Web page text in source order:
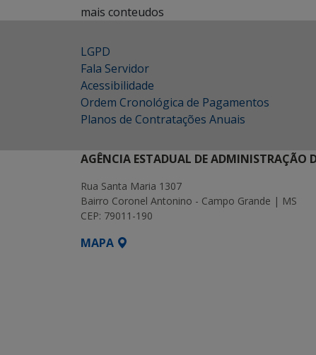
mais conteudos
LGPD
Fala Servidor
Acessibilidade
Ordem Cronológica de Pagamentos
Planos de Contratações Anuais
AGÊNCIA ESTADUAL DE ADMINISTRAÇÃO
Rua Santa Maria 1307
Bairro Coronel Antonino - Campo Grande | MS
CEP: 79011-190
MAPA